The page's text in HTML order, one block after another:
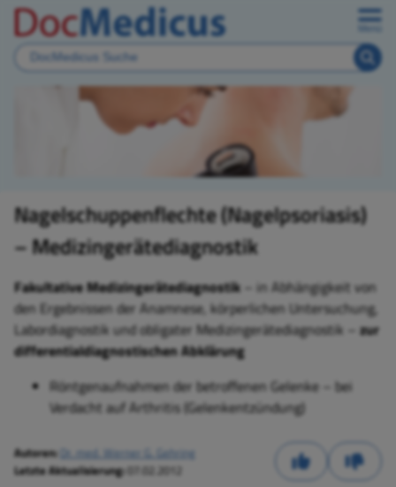
Nagelschuppenflechte (Nagelpsoriasis)
– Medizingerätediagnostik
Fakultative Medizingerätediagnostik
– in Abhängigkeit von
den Ergebnissen der Anamnese, körperlichen Untersuchung,
Labordiagnostik und obligater Medizingerätediagnostik –
zur
differentialdiagnostischen Abklärung
Röntgenaufnahmen der betroffenen Gelenke – bei
Verdacht auf Arthritis (Gelenkentzündung)
Autoren: Dr. med. Werner G. Gehring
Letzte Aktualisierung:07.02.2012